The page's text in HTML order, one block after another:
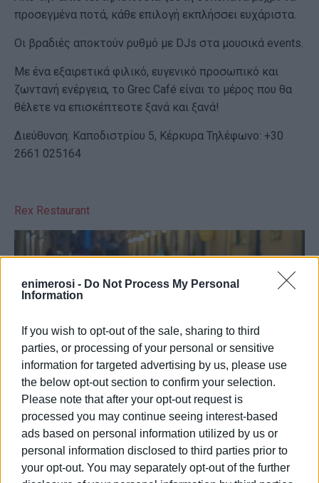
enimerosi - Do Not Process My Personal
Information
If you wish to opt-out of the sale, sharing to third
parties, or processing of your personal or sensitive
information for targeted advertising by us, please use
the below opt-out section to confirm your selection.
Please note that after your opt-out request is
processed you may continue seeing interest-based
ads based on personal information utilized by us or
personal information disclosed to third parties prior to
your opt-out. You may separately opt-out of the further
προσεγμένα ποτά, κάθε επιλογή εκπλήσσει ευχάριστα.
Οι βραδιές αποκτούν ρυθμό με DJs στα μουσικά events.
Με ένα εξαιρετικά φιλικό, ευγενικό προσωπικό και
ζωντανή ενέργεια, το Grec Café είναι το μέρος που θα
θέλετε να επισκέπτεστε ξανά και ξανά!
Διεύθυνση: Καποδιστρίου 5, Κέρκυρα Τηλέφωνο: +30
2661 025164
Rex Restaurant
Το Rex βρίσκεται σε έναν από τους πιο γραφικούς και